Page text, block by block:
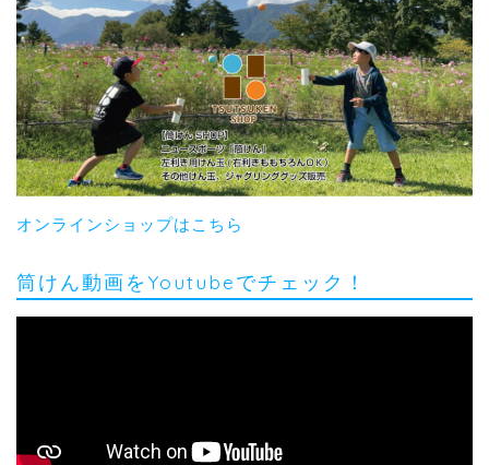
オンラインショップはこちら
筒けん動画をYoutubeでチェック！